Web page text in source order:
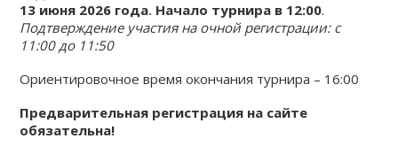
КЛУБ
КЛУБНЫЕ КАРТЫ
13 июня 2026 года. Начало турнира в 12:00.
Подтверждение участия на очной регистрации:с
11:00 до 11:50
Ориентировочное время окончания турнира – 16:00
Предварительная регистрация на сайте
обязательна!